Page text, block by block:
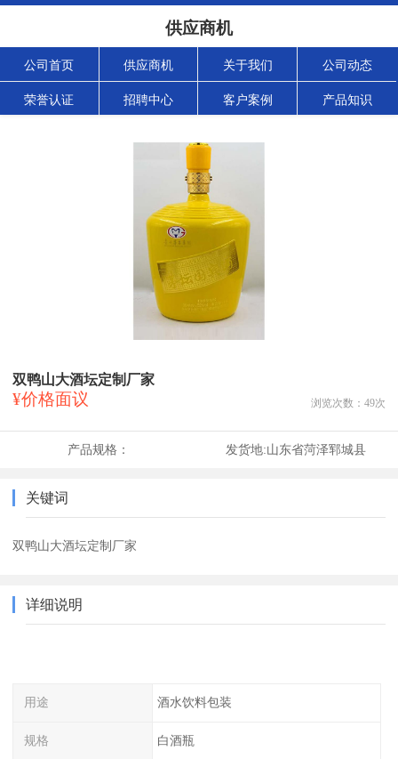
供应商机
公司首页 供应商机 关于我们 公司动态
荣誉认证 招聘中心 客户案例 产品知识
双鸭山大酒坛定制厂家
¥价格面议 浏览次数： 49次
产品规格： 发货地:山东省菏泽郓城县
关键词
双鸭山大酒坛定制厂家
详细说明
用途 酒水饮料包装
规格 白酒瓶